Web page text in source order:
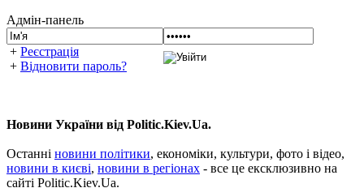
Адмін-панель
+ Реєстрація
+ Відновити пароль?
Новини України від Politic.Kiev.Ua.
Останні новини політики, економіки, культури, фото і відео,
новини в києві, новини в регіонах - все це ексклюзивно на
сайті Politic.Kiev.Ua.